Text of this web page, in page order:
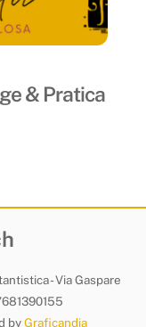
& Pratica
- Via Gaspare
byGraficandia